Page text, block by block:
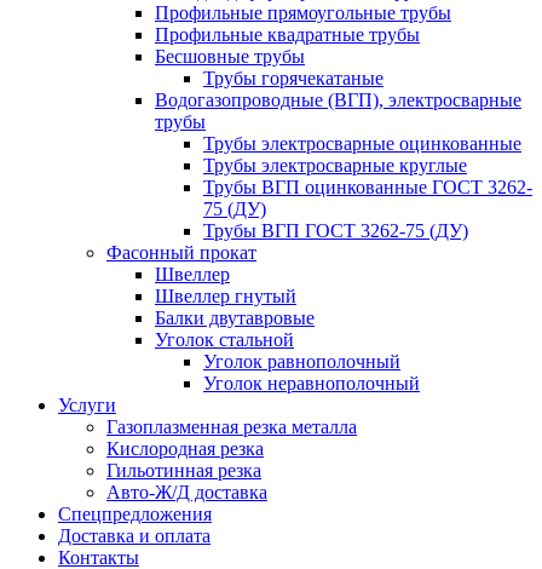
Профильные прямоугольные трубы
Профильные квадратные трубы
Бесшовные трубы
Трубы горячекатаные
Водогазопроводные (ВГП), электросварные
трубы
Трубы электросварные оцинкованные
Трубы электросварные круглые
Трубы ВГП оцинкованные ГОСТ 3262-
75 (ДУ)
Трубы ВГП ГОСТ 3262-75 (ДУ)
Фасонный прокат
Швеллер
Швеллер гнутый
Балки двутавровые
Уголок стальной
Уголок равнополочный
Уголок неравнополочный
Услуги
Газоплазменная резка металла
Кислородная резка
Гильотинная резка
Авто-Ж/Д доставка
Спецпредложения
Доставка и оплата
Контакты